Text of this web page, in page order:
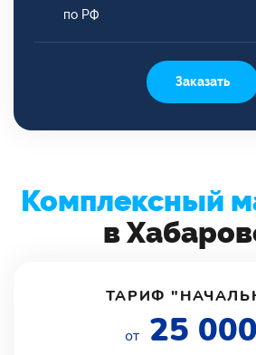
по РФ
Заказать
Комплексный
в
ТАРИФ
от 25 000